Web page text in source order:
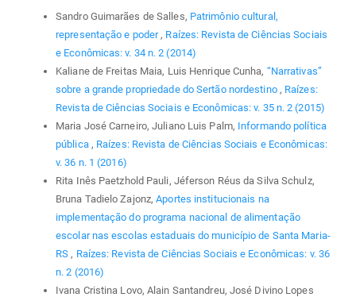
Sandro Guimarães de Salles, Patrimônio cultural,
representação e poder , Raízes: Revista de Ciências Sociais
e Econômicas: v. 34 n. 2 (2014)
Kaliane de Freitas Maia, Luis Henrique Cunha, “Narrativas”
sobre a grande propriedade do Sertão nordestino , Raízes:
Revista de Ciências Sociais e Econômicas: v. 35 n. 2 (2015)
Maria José Carneiro, Juliano Luis Palm, Informando política
pública , Raízes: Revista de Ciências Sociais e Econômicas:
v. 36 n. 1 (2016)
Rita Inês Paetzhold Pauli, Jéferson Réus da Silva Schulz,
Bruna Tadielo Zajonz,Aportes institucionais na
implementação do programa nacional de alimentação
escolar nas escolas estaduais do município de Santa Maria-
RS , Raízes: Revista de Ciências Sociais e Econômicas: v. 36
n. 2 (2016)
Ivana Cristina Lovo, Alain Santandreu, José Divino Lopes